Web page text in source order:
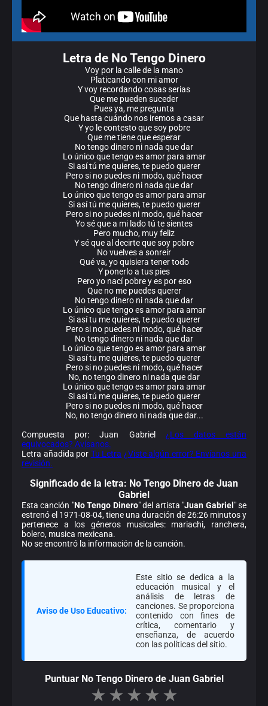
Letra de No Tengo Dinero
Voy por la calle de la mano
Platicando con mi amor
Y voy recordando cosas serias
Que me pueden suceder
Pues ya, me pregunta
Que hasta cuándo nos iremos a casar
Y yo le contesto que soy pobre
Que me tiene que esperar
No tengo dinero ni nada que dar
Lo único que tengo es amor para amar
Si así tú me quieres, te puedo querer
Pero si no puedes ni modo, qué hacer
No tengo dinero ni nada que dar
Lo único que tengo es amor para amar
Si así tú me quieres, te puedo querer
Pero si no puedes ni modo, qué hacer
Yo sé que a mi lado tú te sientes
Pero mucho, muy feliz
Y sé que al decirte que soy pobre
No vuelves a sonreír
Qué va, yo quisiera tener todo
Y ponerlo a tus pies
Pero yo nací pobre y es por eso
Que no me puedes querer
No tengo dinero ni nada que dar
Lo único que tengo es amor para amar
Si así tu me quieres, te puedo querer
Pero si no puedes ni modo, qué hacer
No tengo dinero ni nada que dar
Lo único que tengo es amor para amar
Si así tu me quieres, te puedo querer
Pero si no puedes ni modo, qué hacer
No, no tengo dinero ni nada que dar
Lo único que tengo es amor para amar
Si así tú me quieres, te puedo querer
Pero si no puedes ni modo, qué hacer
No, no tengo dinero ni nada que dar...
Compuesta por: Juan Gabriel ¿Los datos están
equivocados? Avísanos.
Letra añadida por Tu Letra ¿Viste algún error? Envíanos una
revisión.
Significado de la letra: No Tengo Dinero de Juan
Gabriel
Esta canción "No Tengo Dinero" del artista "Juan Gabriel " se
estrenó el 1971-08-04, tiene una duración de 26:26 minutos y
pertenece a los géneros musicales: mariachi, ranchera,
bolero, musica mexicana.
No se encontró la información de la canción.
Aviso de Uso Educativo:
Este sitio se dedica a la
educación musical y el
análisis de letras de
canciones. Se proporciona
contenido con fines de
crítica, comentario y
enseñanza, de acuerdo
con las políticas del sitio.
Puntuar No Tengo Dinero de Juan Gabriel
★ ★ ★ ★ ★